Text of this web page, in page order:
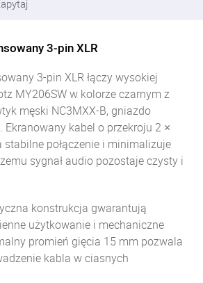
3-pin XLR
3-pin XLR łączy wysokiej
MY206SW w kolorze czarnym z
męski NC3MXX-B, gniazdo
Ekranowany kabel o przekroju 2 ×
stabilne połączenie i minimalizuje
sygnał audio pozostaje czysty i
konstrukcja gwarantują
użytkowanie i mechaniczne
promień gięcia 15 mm pozwala
kabla w ciasnych